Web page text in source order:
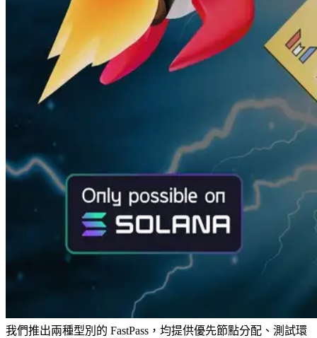
我們推出兩種型別的 FastPass，均提供優先節點分配、測試環